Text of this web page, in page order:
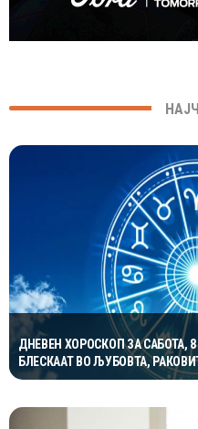
ДНЕВЕН ХОРОСКОП ЗА САБОТА,
БЛЕСКААТ ВО ЉУБОВТА,
ОДЛИЧЕН ДЕН ЗА ХАРМОНИЈА